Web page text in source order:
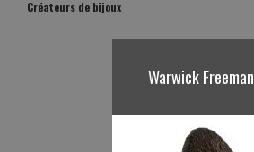
Créateurs de bijoux
Warwick Freeman